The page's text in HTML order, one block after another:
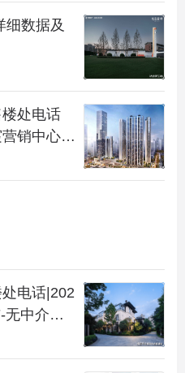
层采用全T2单点错位布
仅是极致的通风采光效
大化，将城市繁华与园区
皆能入室，景皆可成画”
差异分析
更高需求的家庭。购房者
，选择最适合的户型。
业配套实探
细数据及
楼处电话
销中心-
-容积率@
售楼处
电话|202
无中介直